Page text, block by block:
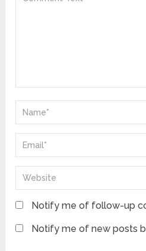
Notify me of follow-up
Notify me of new posts